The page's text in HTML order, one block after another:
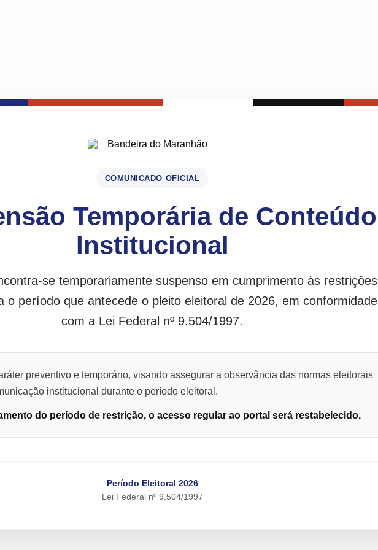
COMUNICADO OFICIAL
Temporária de Conteúdo
Institucional
se temporariamente suspenso em cumprimento às restrições
o período que antecede o pleito eleitoral de 2026, em conformidade
com a Lei Federal nº 9.504/1997.
preventivo e temporário, visando assegurar a observância das normas eleitorais
institucional durante o período eleitoral.
do período de restrição, o acesso regular ao portal será restabelecido.
Período Eleitoral 2026
Lei Federal nº 9.504/1997